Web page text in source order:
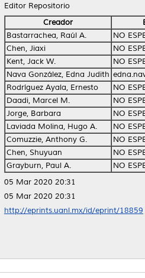
Editor Repositorio
Creador
Bastarrachea, Raúl A.
NO
Chen, Jiaxi
NO
Kent, Jack W.
NO
Nava González, Edna Judith
Rodríguez Ayala, Ernesto
NO
Daadi, Marcel M.
NO
Jorge, Barbara
NO
Laviada Molina, Hugo A.
NO
Comuzzie, Anthony G.
NO
Chen, Shuyuan
NO
Grayburn, Paul A.
NO
05 Mar 2020 20:31
05 Mar 2020 20:31
http://eprints.uanl.mx/id/eprint/18859